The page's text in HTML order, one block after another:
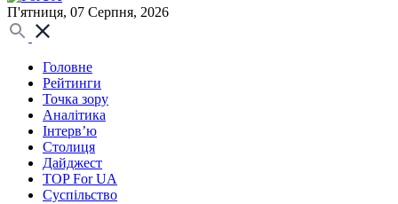
П'ятниця, 07 Серпня, 2026
Головне
Рейтинги
Точка зору
Аналітика
Інтерв’ю
Столиця
Дайджест
TOP For UA
Суспiльство